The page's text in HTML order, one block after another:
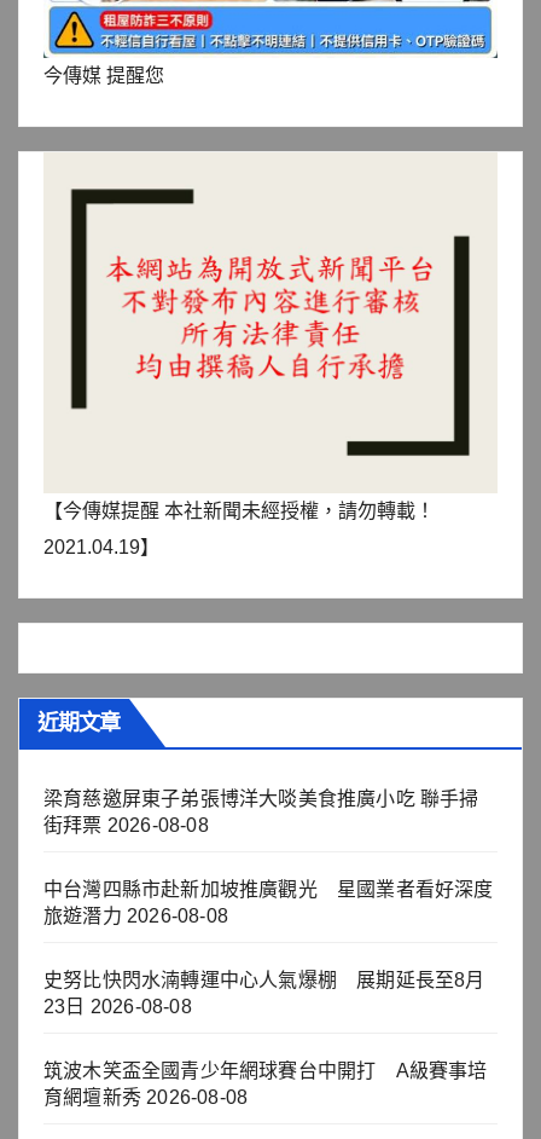
今傳媒 提醒您
【今傳媒提醒 本社新聞未經授權，請勿轉載！
2021.04.19】
近期文章
梁育慈邀屏東子弟張博洋大啖美食推廣小吃 聯手掃
街拜票 2026-08-08
中台灣四縣市赴新加坡推廣觀光 星國業者看好深度
旅遊潛力 2026-08-08
史努比快閃水湳轉運中心人氣爆棚 展期延長至8月
23日 2026-08-08
筑波木笑盃全國青少年網球賽台中開打 A級賽事培
育網壇新秀 2026-08-08